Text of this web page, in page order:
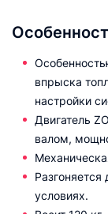
впрыска
настройки
Двигатель
валом,
условиях.